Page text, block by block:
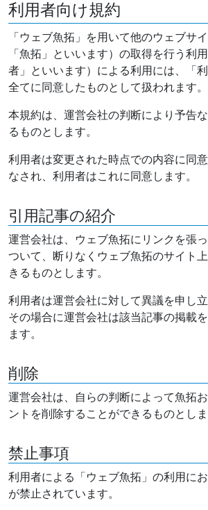
利用者向け規約
「ウェブ魚拓」を用いて他のウェブサ
「魚拓」といいます）の取得を行う利
者」といいます）による利用には、「
全てに同意したものとして扱われます。
本規約は、運営会社の判断により予告
るものとします。
利用者は変更された時点での内容に同
なされ、利用者はこれに同意します。
引用記事の紹介
運営会社は、ウェブ魚拓にリンクを張
ついて、断りなくウェブ魚拓のサイト
きるものとします。
利用者は運営会社に対して異議を申し立
その場合に運営会社は該当記事の掲載
ます。
削除
運営会社は、自らの判断によって魚拓
ントを削除することができるものとしま
禁止事項
利用者による「ウェブ魚拓」の利用に
が禁止されています。